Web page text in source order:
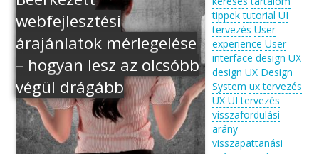
webfejlesztési
árajánlatok mérlegelése
– hogyan lesz az olcsóbb
végül drágább
tippek tutorial UI
tervezés User
experience User
interface design UX
design UX Design
System ux tervezés
UX UI tervezés
visszafordulási
arány
visszapattanási